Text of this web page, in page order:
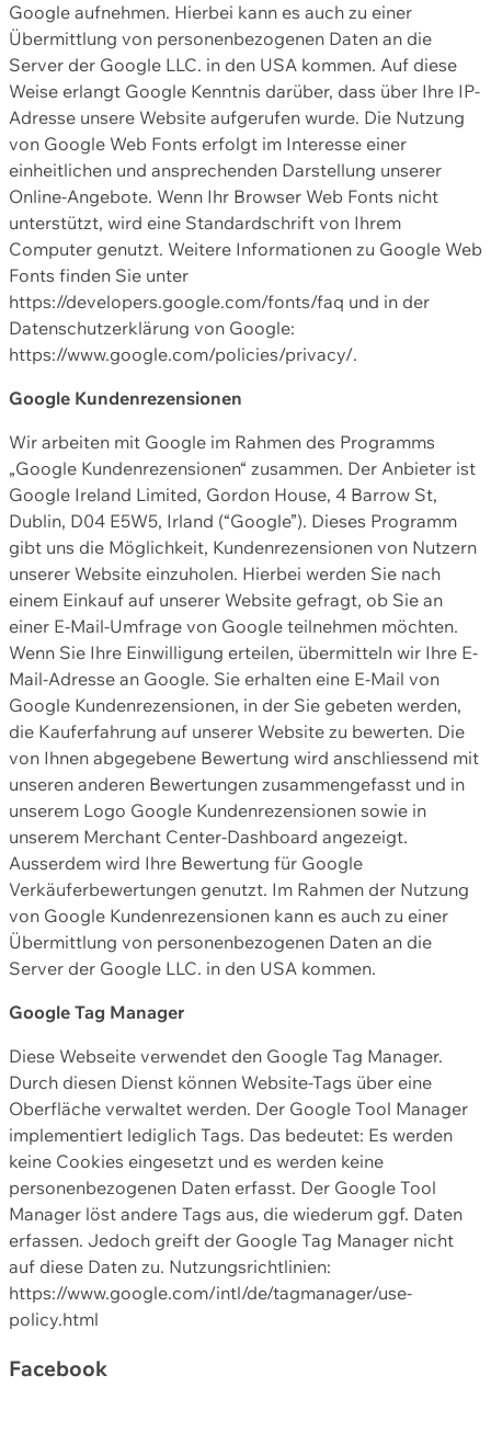
Google aufnehmen. Hierbei kann es auch zu einer
Übermittlung von personenbezogenen Daten an die
Server der Google LLC. in den USA kommen. Auf diese
Weise erlangt Google Kenntnis darüber, dass über Ihre IP-
Adresse unsere Website aufgerufen wurde. Die Nutzung
von Google Web Fonts erfolgt im Interesse einer
einheitlichen und ansprechenden Darstellung unserer
Online-Angebote. Wenn Ihr Browser Web Fonts nicht
unterstützt, wird eine Standardschrift von Ihrem
Computer genutzt. Weitere Informationen zu Google Web
Fonts finden Sie unter
https://developers.google.com/fonts/faq und in der
Datenschutzerklärung von Google:
https://www.google.com/policies/privacy/.
Google Kundenrezensionen
Wir arbeiten mit Google im Rahmen des Programms
„Google Kundenrezensionen“ zusammen. Der Anbieter ist
Google Ireland Limited, Gordon House, 4 Barrow St,
Dublin, D04 E5W5, Irland (“Google”). Dieses Programm
gibt uns die Möglichkeit, Kundenrezensionen von Nutzern
unserer Website einzuholen. Hierbei werden Sie nach
einem Einkauf auf unserer Website gefragt, ob Sie an
einer E-Mail-Umfrage von Google teilnehmen möchten.
Wenn Sie Ihre Einwilligung erteilen, übermitteln wir Ihre E-
Mail-Adresse an Google. Sie erhalten eine E-Mail von
Google Kundenrezensionen, in der Sie gebeten werden,
die Kauferfahrung auf unserer Website zu bewerten. Die
von Ihnen abgegebene Bewertung wird anschliessend mit
unseren anderen Bewertungen zusammengefasst und in
unserem Logo Google Kundenrezensionen sowie in
unserem Merchant Center-Dashboard angezeigt.
Ausserdem wird Ihre Bewertung für Google
Verkäuferbewertungen genutzt. Im Rahmen der Nutzung
von Google Kundenrezensionen kann es auch zu einer
Übermittlung von personenbezogenen Daten an die
Server der Google LLC. in den USA kommen.
Google Tag Manager
Diese Webseite verwendet den Google Tag Manager.
Durch diesen Dienst können Website-Tags über eine
Oberfläche verwaltet werden. Der Google Tool Manager
implementiert lediglich Tags. Das bedeutet: Es werden
keine Cookies eingesetzt und es werden keine
personenbezogenen Daten erfasst. Der Google Tool
Manager löst andere Tags aus, die wiederum ggf. Daten
erfassen. Jedoch greift der Google Tag Manager nicht
auf diese Daten zu. Nutzungsrichtlinien:
https://www.google.com/intl/de/tagmanager/use-
policy.html
Facebook